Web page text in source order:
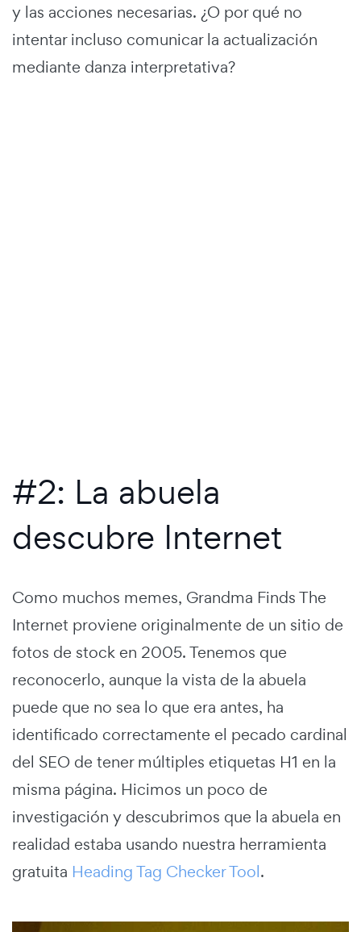
y las acciones necesarias. ¿O por qué no
intentar incluso comunicar la actualización
mediante danza interpretativa?
#2: La abuela
descubre Internet
Como muchos memes, Grandma Finds The
Internet proviene originalmente de un sitio de
fotos de stock en 2005. Tenemos que
reconocerlo, aunque la vista de la abuela
puede que no sea lo que era antes, ha
identificado correctamente el pecado cardinal
del SEO de tener múltiples etiquetas H1 en la
misma página. Hicimos un poco de
investigación y descubrimos que la abuela en
realidad estaba usando nuestra herramienta
gratuita Heading Tag Checker Tool.